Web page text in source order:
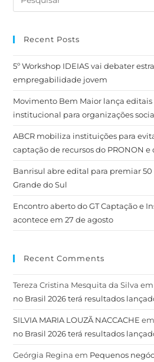
Recent Posts
5º Workshop IDEIAS vai debater
empregabilidade jovem
Movimento Bem Maior lança
institucional para organizações
ABCR mobiliza instituições para
captação de recursos do PRONON e
Banrisul abre edital para premiar 50
Grande do Sul
Encontro aberto do GT Captação e
acontece em 27 de agosto
Recent Comments
Tereza Cristina Mesquita da Silva em
no Brasil 2026 terá resultados
SILVIA MARIA LOUZÃ NACCACHE em
no Brasil 2026 terá resultados
Geórgia Regina em Pequenos